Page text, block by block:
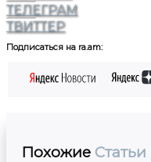
ТЕЛЕГРАМ
ТВИТТЕР
Подписаться на ra.am:
Похожие Статьи